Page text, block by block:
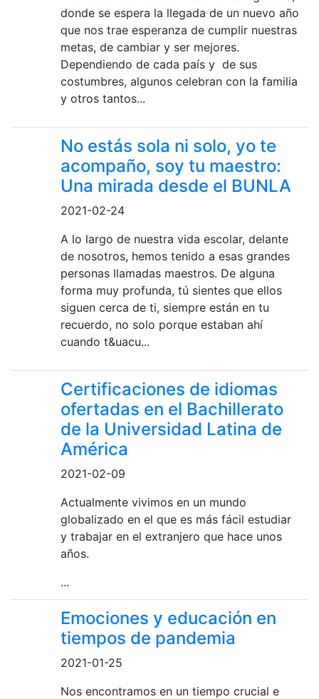
donde se espera la llegada de un nuevo año
que nos trae esperanza de cumplir nuestras
metas, de cambiar y ser mejores.
Dependiendo de cada país y de sus
costumbres, algunos celebran con la familia
y otros tantos...
No estás sola ni solo, yo te
acompaño, soy tu maestro:
Una mirada desde el BUNLA
2021-02-24
A lo largo de nuestra vida escolar, delante
de nosotros, hemos tenido a esas grandes
personas llamadas maestros. De alguna
forma muy profunda, tú sientes que ellos
siguen cerca de ti, siempre están en tu
recuerdo, no solo porque estaban ahí
cuando t&uacu...
Certificaciones de idiomas
ofertadas en el Bachillerato
de la Universidad Latina de
América
2021-02-09
Actualmente vivimos en un mundo
globalizado en el que es más fácil estudiar
y trabajar en el extranjero que hace unos
años.
...
Emociones y educación en
tiempos de pandemia
2021-01-25
Nos encontramos en un tiempo crucial e